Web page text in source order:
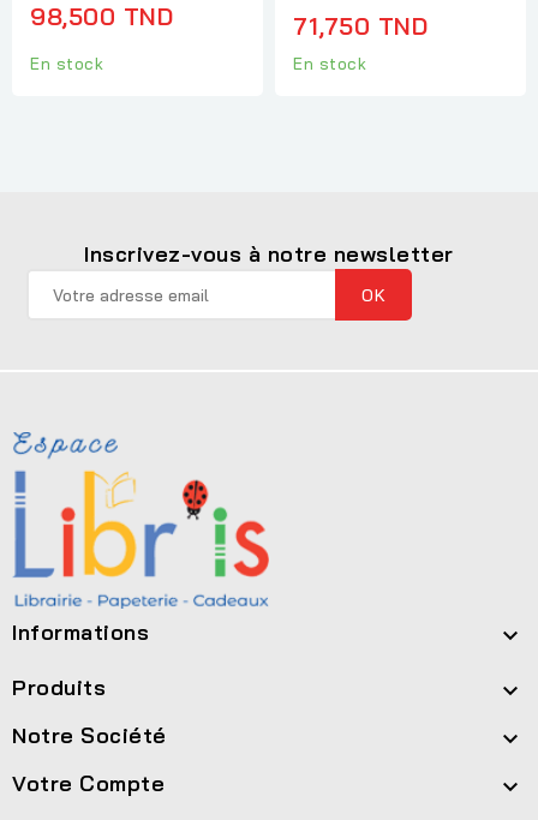
98,500 TND
En stock
71,750 TND
En stock
Inscrivez-vous à notre newsletter
Informations 
Produits 
Notre Société 
Votre Compte 